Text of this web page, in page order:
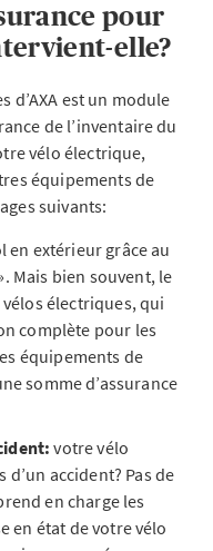
pour
elle?
d’AXA est un module
de l’inventaire du
vélo électrique,
équipements de
suivants:
en extérieur grâce au
Mais bien souvent, le
électriques, qui
complète pour les
équipements de
somme d’assurance
votre vélo
accident? Pas de
en charge les
en état de votre vélo